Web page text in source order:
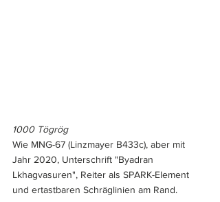
1000 Tögrög
Wie MNG-67 (Linzmayer B433c), aber mit
Jahr 2020, Unterschrift "Byadran
Lkhagvasuren", Reiter als SPARK-Element
und ertastbaren Schräglinien am Rand.